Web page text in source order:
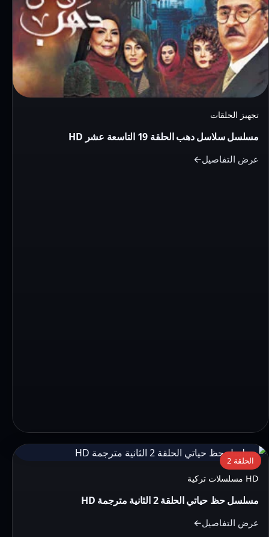
سلاسل
دهب
الحلقة
التاسعة
عشر
HDتجهيز الحلقات
مسلسل سلاسل دهب الحلقة 19 التاسعة عشر HD
عرض التفاصيل
التفاصيل:
مسلسل
حظ
حياتي
الحلقة
الحلقة 2
HD مسلسلات تركية
مسلسل حظ حياتي الحلقة 2 الثانية مترجمة HD
عرض التفاصيل